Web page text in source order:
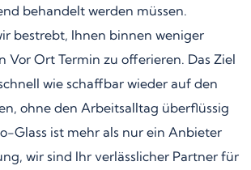
behandelt werden müssen.
bestrebt, Ihnen binnen weniger
Vor Ort Termin zu offerieren. Das Ziel
wie schaffbar wieder auf den
ohne den Arbeitsalltag überflüssig
Glass ist mehr als nur ein Anbieter
wir sind Ihr verlässlicher Partner für